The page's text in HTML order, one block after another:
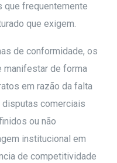
que frequentemente
que exigem.
de conformidade, os
manifestar de forma
em razão da falta
comerciais
ou não
institucional em
de competitividade